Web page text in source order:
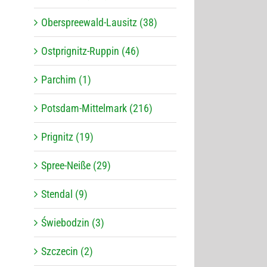
Oberspreewald-Lausitz (38)
Ostprignitz-Ruppin (46)
Parchim (1)
Potsdam-Mittelmark (216)
Prignitz (19)
Spree-Neiße (29)
Stendal (9)
Świebodzin (3)
Szczecin (2)